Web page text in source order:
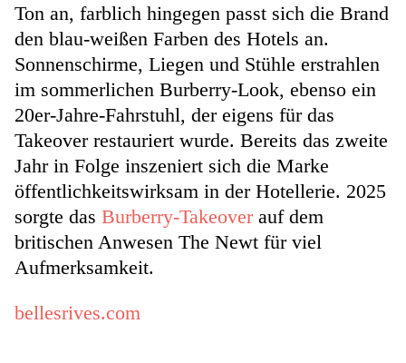
Ton an, farblich hingegen passt sich die Brand
den blau-weißen Farben des Hotels an.
Sonnenschirme, Liegen und Stühle erstrahlen
im sommerlichen Burberry-Look, ebenso ein
20er-Jahre-Fahrstuhl, der eigens für das
Takeover restauriert wurde. Bereits das zweite
Jahr in Folge inszeniert sich die Marke
öffentlichkeitswirksam in der Hotellerie. 2025
sorgte das Burberry-Takeoverauf dem
britischen Anwesen The Newt für viel
Aufmerksamkeit.
bellesrives.com